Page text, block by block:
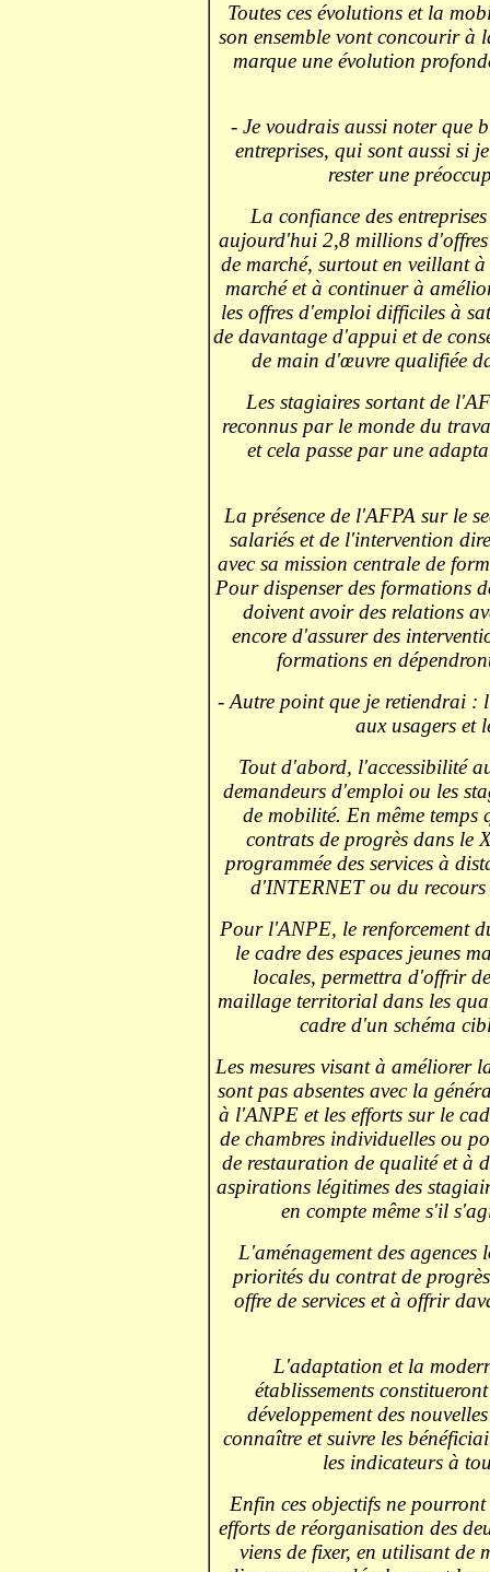
Toutes ces évolutions et la
son ensemble vont concourir à
marque une évolution
- Je voudrais aussi noter que
entreprises, qui sont aussi si
rester une
La confiance des
aujourd'hui 2,8 millions
de marché, surtout en veillant à
marché et à continuer à
les offres d'emploi difficiles à
de davantage d'appui et de
de main d'œuvre qualifiée
Les stagiaires sortant de
reconnus par le monde du
et cela passe par une
La présence de l'AFPA sur le
salariés et de l'intervention
avec sa mission centrale de
Pour dispenser des formations
doivent avoir des relations
encore d'assurer des
formations en
- Autre point que je retiendrai :
aux usagers et
Tout d'abord, l'accessibilité
demandeurs d'emploi ou les
de mobilité. En même temps
contrats de progrès dans le
programmée des services à
d'INTERNET ou du recours
Pour l'ANPE, le renforcement
le cadre des espaces jeunes
locales, permettra d'offrir
maillage territorial dans les
cadre d'un schéma
Les mesures visant à améliorer
sont pas absentes avec la
à l'ANPE et les efforts sur le
de chambres individuelles ou
de restauration de qualité et à
aspirations légitimes des
en compte même s'il
L'aménagement des
priorités du contrat de
offre de services et à offrir
L'adaptation et la
établissements
développement des
connaître et suivre les
les indicateurs à
Enfin ces objectifs ne
efforts de réorganisation des
viens de fixer, en utilisant de